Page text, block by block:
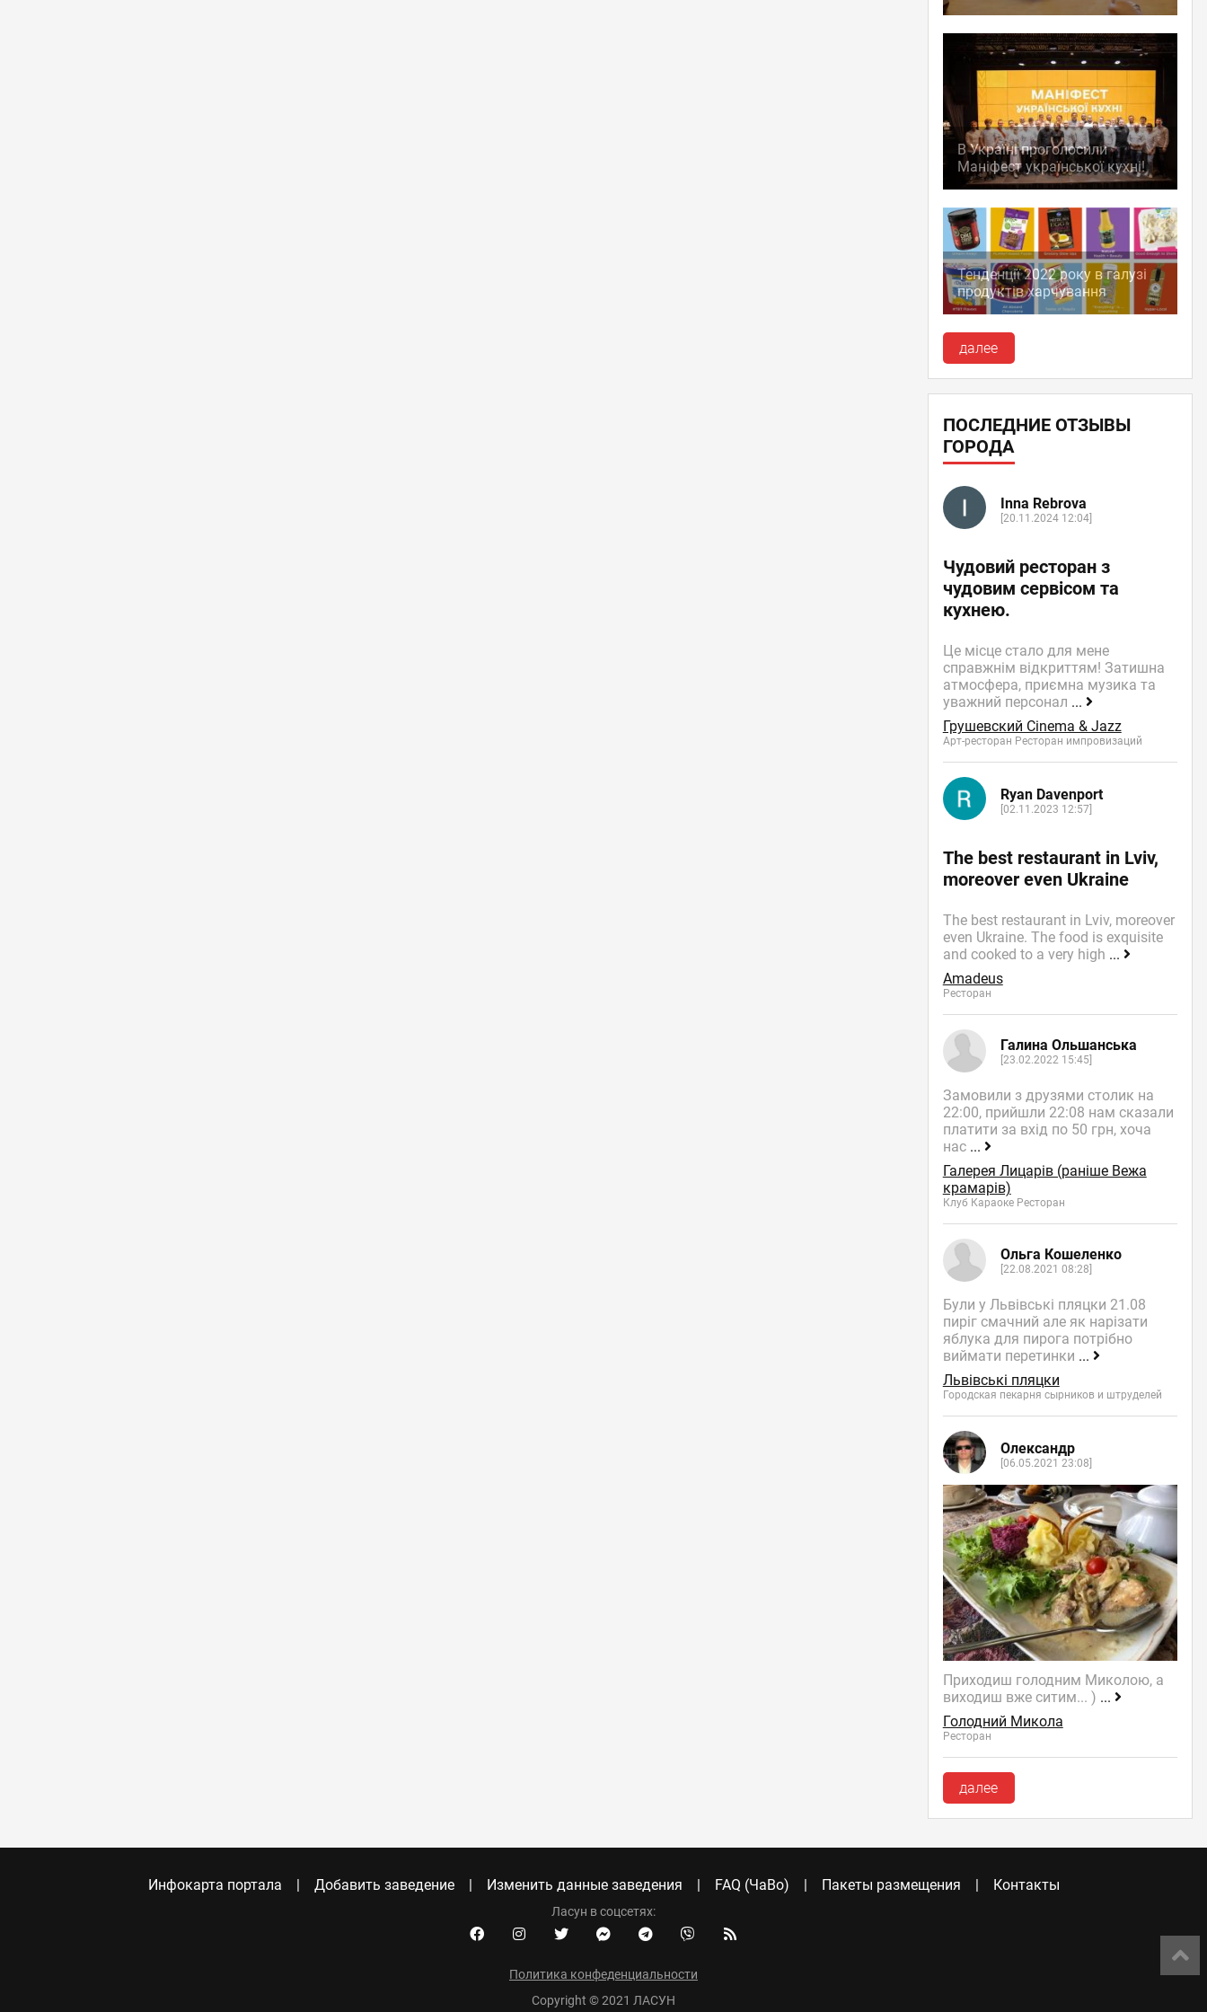
В Україні проголосили
Маніфест української кухні!
Тенденції 2022 року в галузі
продуктів харчування
далее
ПОСЛЕДНИЕ ОТЗЫВЫ
ГОРОДА
Inna Rebrova
[20.11.2024 12:04]
Чудовий ресторан з
чудовим сервісом та
кухнею.
Це місце стало для мене
справжнім відкриттям! Затишна
атмосфера, приємна музика та
уважний персонал ...
Грушевский Cinema & Jazz
Арт-ресторан Ресторан импровизаций
Ryan Davenport
[02.11.2023 12:57]
The best restaurant in Lviv,
moreover even Ukraine
The best restaurant in Lviv, moreover
even Ukraine. The food is exquisite
and cooked to a very high ...
Amadeus
Ресторан
Галина Ольшанська
[23.02.2022 15:45]
Замовили з друзями столик на
22:00, прийшли 22:08 нам сказали
платити за вхід по 50 грн, хоча
нас ...
Галерея Лицарів (раніше Вежа
крамарів)
Клуб Караоке Ресторан
Ольга Кошеленко
[22.08.2021 08:28]
Були у Львівські пляцки 21.08
пиріг смачний але як нарізати
яблука для пирога потрібно
виймати перетинки ...
Львівські пляцки
Городская пекарня сырников и штруделей
Олександр
[06.05.2021 23:08]
Приходиш голодним Миколою, а
виходиш вже ситим... ) ...
Голодний Микола
Ресторан
далее
Инфокарта портала Добавить заведение Изменить данные заведения FAQ (ЧаВо) Пакеты размещения Контакты
Ласун в соцсетях:
Политика конфеденциальности
Copyright © 2021 ЛАСУН